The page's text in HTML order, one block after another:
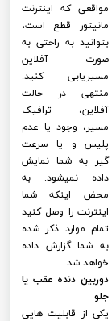
مواقعی که اینترنت
مانیتور قطع است،
بتوانید به راحتی به
صورت آفلاین
مسیریابی کنید.
منتهی در حالت
آفلاین، ترافیک
مسیر، وجود یا عدم
پلیس و یا سرعت
گیر به شما نمایش
داده نمیشود. به
محض اینکه شما
اینترنت را وصل کنید
تمام موارد ذکر شده
به شما گزارش داده
خواهد شد.
دوربین دنده عقب یا
جلو
یکی از قابلیت هایی